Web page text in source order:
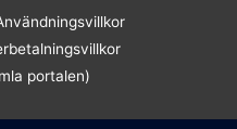
portalen)